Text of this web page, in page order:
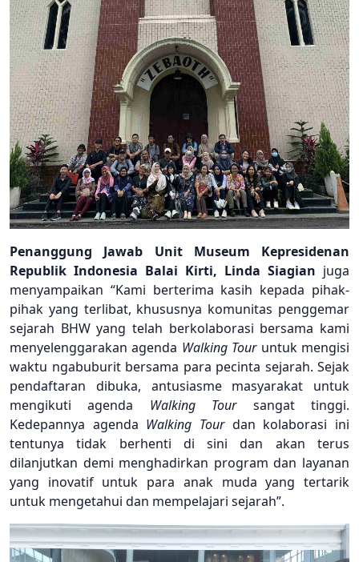
Penanggung Jawab Unit Museum Kepresidenan
Republik Indonesia Balai Kirti, Linda Siagian juga
menyampaikan “Kami berterima kasih kepada pihak-
pihak yang terlibat, khususnya komunitas penggemar
sejarah BHW yang telah berkolaborasi bersama kami
menyelenggarakan agenda Walking Touruntuk mengisi
waktu ngabuburit bersama para pecinta sejarah. Sejak
pendaftaran dibuka, antusiasme masyarakat untuk
mengikuti agenda Walking Toursangat tinggi.
Kedepannya agenda Walking Tourdan kolaborasi ini
tentunya tidak berhenti di sini dan akan terus
dilanjutkan demi menghadirkan program dan layanan
yang inovatif untuk para anak muda yang tertarik
untuk mengetahui dan mempelajari sejarah”.